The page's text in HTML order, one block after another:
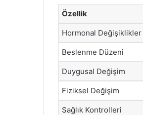
Özellik
Hormonal Değişiklikler
Beslenme Düzeni
Duygusal Değişim
Fiziksel Değişim
Sağlık Kontrolleri